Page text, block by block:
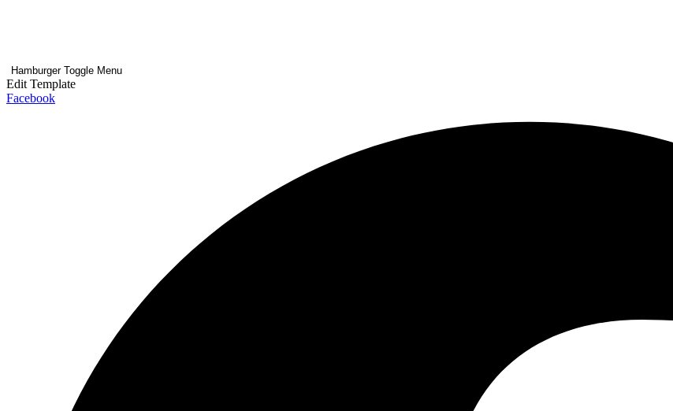
Hamburger Toggle Menu
Edit Template
Facebook